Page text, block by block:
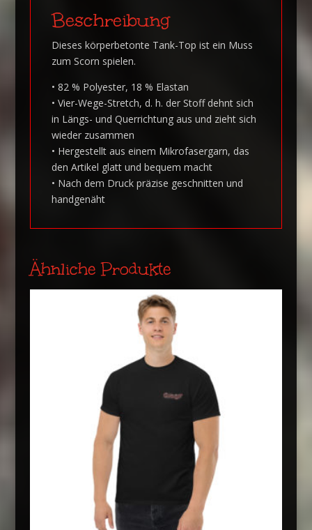
Beschreibung
Dieses körperbetonte Tank-Top ist ein Muss
zum Scorn spielen.
• 82 % Polyester, 18 % Elastan
• Vier-Wege-Stretch, d. h. der Stoff dehnt sich
in Längs- und Querrichtung aus und zieht sich
wieder zusammen
• Hergestellt aus einem Mikrofasergarn, das
den Artikel glatt und bequem macht
• Nach dem Druck präzise geschnitten und
handgenäht
Ähnliche Produkte